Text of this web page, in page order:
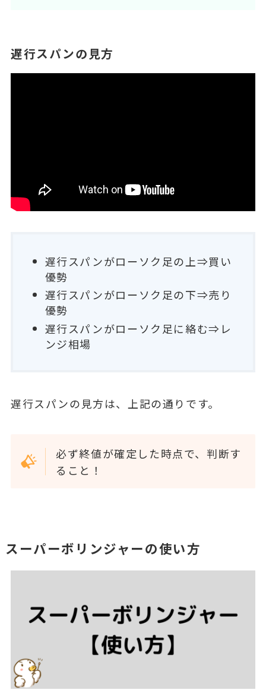
遅行スパンの見方
遅行スパンがローソク足の上⇒買い
優勢
遅行スパンがローソク足の下⇒売り
優勢
遅行スパンがローソク足に絡む⇒レ
ンジ相場
遅行スパンの見方は、上記の通りです。
必ず終値が確定した時点で、判断す
ること！
スーパーボリンジャーの使い方